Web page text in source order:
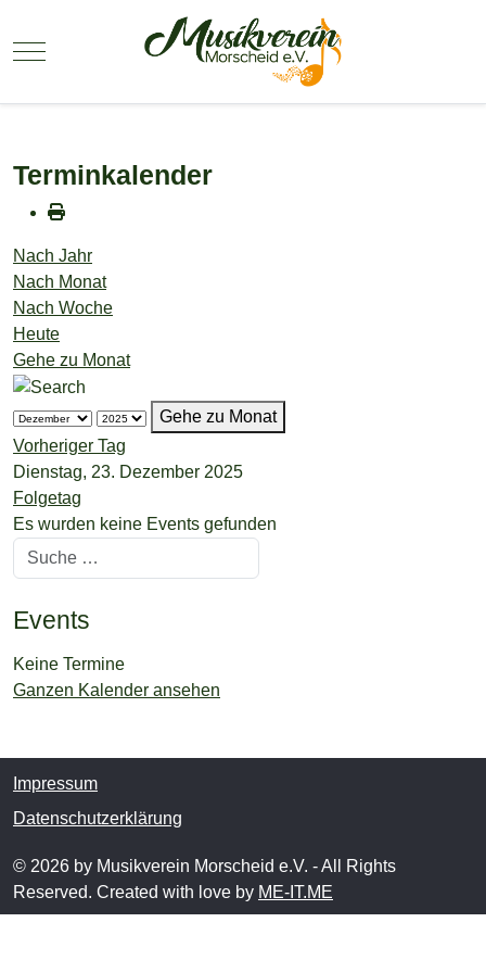
Mobile Menu Toggle
Terminkalender
Nach Jahr
Nach Monat
Nach Woche
Heute
Gehe zu Monat
Gehe zu Monat
Vorheriger Tag
Dienstag, 23. Dezember 2025
Folgetag
Es wurden keine Events gefunden
Suchen
Events
Keine Termine
Ganzen Kalender ansehen
Impressum
Datenschutzerklärung
© 2026 by Musikverein Morscheid e.V. - All Rights
Reserved. Created with love by ME-IT.ME